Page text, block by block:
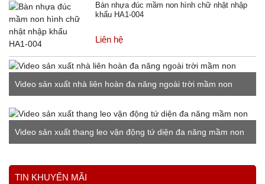
Bàn nhựa đúc mầm non hình chữ nhật nhập
khẩu HA1-004
Liên hệ
VIDEO NỔI BẬT
Video sản xuất nhà liên hoàn đa năng ngoài trời mầm non
Video sản xuất thang leo vận động tứ diện đa năng mầm non
Xem thêm
TIN KHUYẾN MÃI